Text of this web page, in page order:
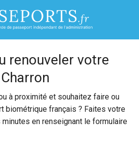
renouveler votre
à proximité et souhaitez faire ou
biométrique français ? Faites votre
en renseignant le formulaire